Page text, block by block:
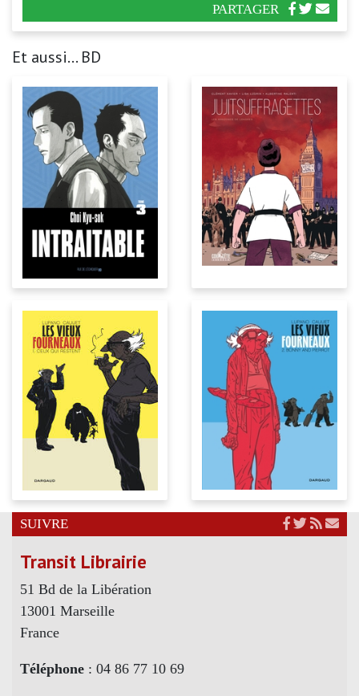
PARTAGER
Et aussi... BD
SUIVRE
Transit Librairie
51 Bd de la Libération
13001 Marseille
France
Téléphone : 04 86 77 10 69